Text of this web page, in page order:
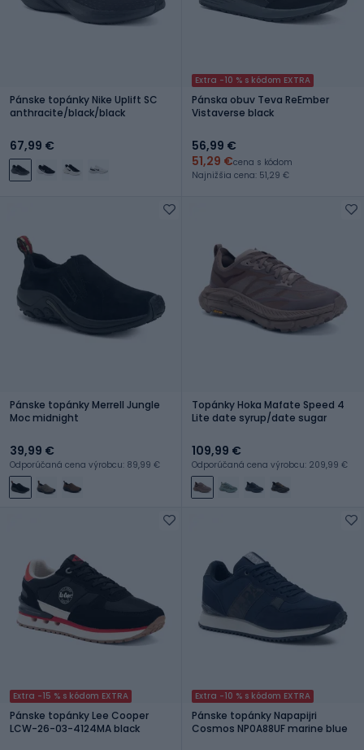
Pánske topánky Nike Uplift SC
anthracite/black/black
67,99 €
Extra -10 % s kódom EXTRA
Pánska obuv Teva ReEmber
Vistaverse black
56,99 €
51,29 €cena s kódom
Najnižšia cena: 51,29 €
Pánske topánky Merrell Jungle
Moc midnight
39,99 €
Odporúčaná cena výrobcu: 89,99 €
Topánky Hoka Mafate Speed 4
Lite date syrup/date sugar
109,99 €
Odporúčaná cena výrobcu: 209,99 €
Extra -15 % s kódom EXTRA
Pánske topánky Lee Cooper
LCW-26-03-4124MA black
Extra -10 % s kódom EXTRA
Pánske topánky Napapijri
Cosmos NP0A88UF marine blue